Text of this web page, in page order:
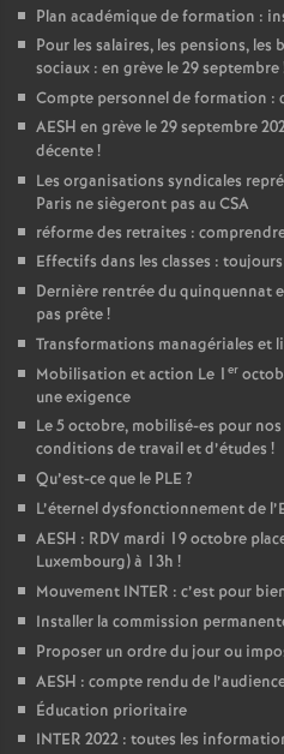
Plan académique de formation :
Pour les salaires, les pensions, les
sociaux : en grève le 29 septembre
Compte personnel de formation :
AESH en grève le 29 septembre
décente!
Les organisations syndicales
Paris ne siègeront pas au CSA
réforme des retraites :
Effectifs dans les classes :
Dernière rentrée du quinquennat
pas prête!
Transformations managériales et
Mobilisation et action Le 1 er
une exigence
Le 5 octobre, mobilisé-es pour
conditions de travail et d’études !
Qu’est-ce que le PLE ?
L’éternel dysfonctionnement de
AESH : RDV mardi 19 octobre
Luxembourg) à 13h !
Mouvement INTER : c’est pour
Installer la commission
Proposer un ordre du jour ou
AESH : compte rendu de
Éducation prioritaire
INTER 2022 : toutes les